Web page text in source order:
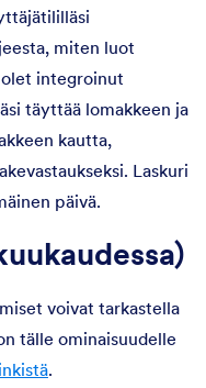
miten luot
olet integroinut
täyttää lomakkeen ja
kautta,
Laskuri
päivä.
voivat tarkastella
tälle ominaisuudelle
.